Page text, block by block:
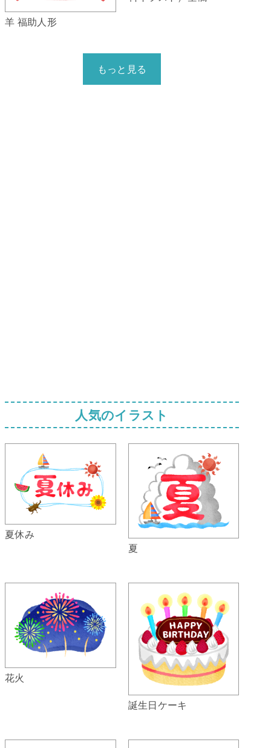
羊 福助人形
もっと見る
人気のイラスト
夏休み
夏
花火
誕生日ケーキ